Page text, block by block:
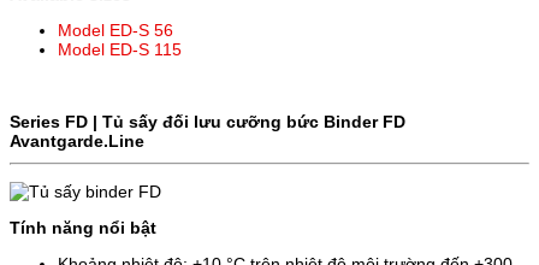
Model ED-S 56
Model ED-S 115
Series FD | Tủ sấy đối lưu cưỡng bức Binder FD
Avantgarde.Line
Tính năng nổi bật